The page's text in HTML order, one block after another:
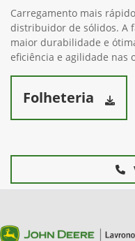
Carregamento mais
distribuidor de sólidos. A
maior durabilidade e
eficiência e agilidade nas
Folheteria